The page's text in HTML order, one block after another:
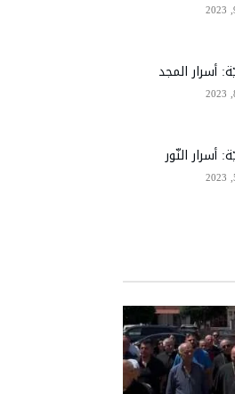
أسرار المجد
أسرار النّور